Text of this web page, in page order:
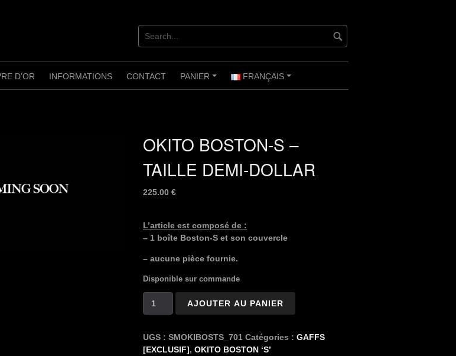
D’OR INFORMATIONS CONTACT
+
PANIER
+
FRANÇAIS
OKITO BOSTON-S –
TAILLE DEMI-DOLLAR
225.00 €
L’article est composé de :
– 1 boîte Boston-S et son couvercle
– aucune pièce fournie.
Disponible sur commande
BOSTON-
S
AJOUTER AU PANIER
UGS : SMOKIBOSTS_701 Catégories : GAFFS
[EXCLUSIF], OKITO BOSTON ‘S’